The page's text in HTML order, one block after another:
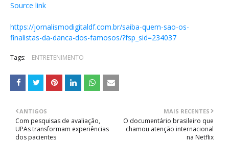
Source link
https://jornalismodigitaldf.com.br/saiba-quem-sao-os-
finalistas-da-danca-dos-famosos/?fsp_sid=234037
Tags: ENTRETENIMENTO
MAIS RECENTES
O documentário brasileiro que
chamou atenção internacional
na Netflix
ANTIGOS
Com pesquisas de avaliação,
UPAs transformam experiências
dos pacientes